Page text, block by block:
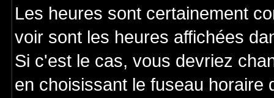
Les heures sont certainement
voir sont les heures affichées
Si c'est le cas, vous devriez
en choisissant le fuseau horaire